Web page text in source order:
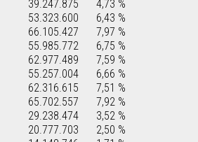
39.247.875 4,73 %
53.323.600 6,43 %
66.105.427 7,97 %
55.985.772 6,75 %
62.977.489 7,59 %
55.257.004 6,66 %
62.316.615 7,51 %
65.702.557 7,92 %
29.238.474 3,52 %
20.777.703 2,50 %